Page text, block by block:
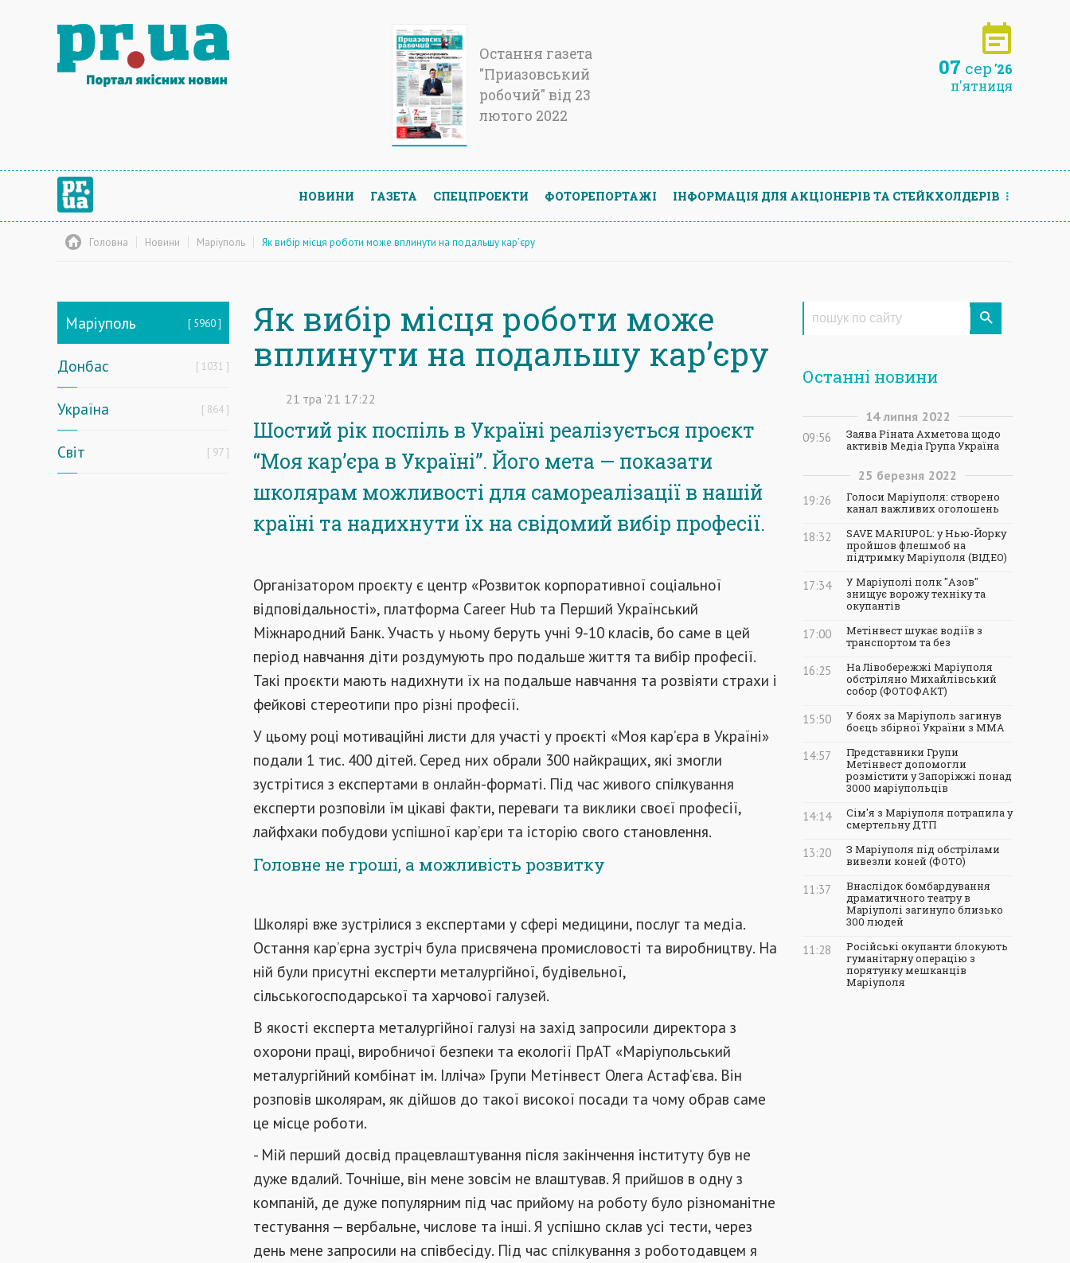
Остання газета
"Приазовський
робочий" від 23
лютого 2022
07 сер '26
п'ятниця
НОВИНИ ГАЗЕТА СПЕЦПРОЕКТИ ФОТОРЕПОРТАЖІ ІНФОРМАЦIЯ ДЛЯ АКЦIОНЕРIВ ТА СТЕЙКХОЛДЕРIВ
Головна Новини Маріуполь Як вибір місця роботи може вплинути на подальшу кар’єру
Маріуполь 5960
Донбас 1031
Україна 864
Світ 97
Як вибір місця роботи може
вплинути на подальшу кар’єру
21 тра '21 17:22
Шостий рік поспіль в Україні реалізується проєкт
“Моя кар’єра в Україні”. Його мета — показати
школярам можливості для самореалізації в нашій
країні та надихнути їх на свідомий вибір професії.
Організатором проєкту є центр «Розвиток корпоративної соціальної
відповідальності», платформа Career Hub та Перший Український
Міжнародний Банк. Участь у ньому беруть учні 9-10 класів, бо саме в цей
період навчання діти роздумують про подальше життя та вибір професії.
Такі проєкти мають надихнути їх на подальше навчання та розвіяти страхи і
фейкові стереотипи про різні професії.
У цьому році мотиваційні листи для участі у проєкті «Моя кар’єра в Україні»
подали 1 тис. 400 дітей. Серед них обрали 300 найкращих, які змогли
зустрітися з експертами в онлайн-форматі. Під час живого спілкування
експерти розповіли їм цікаві факти, переваги та виклики своєї професії,
лайфхаки побудови успішної кар’єри та історію свого становлення.
Головне не гроші, а можливість розвитку
Школярі вже зустрілися з експертами у сфері медицини, послуг та медіа.
Остання кар’єрна зустріч була присвячена промисловості та виробництву. На
ній були присутні експерти металургійної, будівельної,
сільськогосподарської та харчової галузей.
В якості експерта металургійної галузі на захід запросили директора з
охорони праці, виробничої безпеки та екології ПрАТ «Маріупольський
металургійний комбінат ім. Ілліча» Групи Метінвест Олега Астаф’єва. Він
розповів школярам, як дійшов до такої високої посади та чому обрав саме
це місце роботи.
- Мій перший досвід працевлаштування після закінчення інституту був не
дуже вдалий. Точніше, він мене зовсім не влаштував. Я прийшов в одну з
компаній, де дуже популярним під час прийому на роботу було різноманітне
тестування — вербальне, числове та інші. Я успішно склав усі тести, через
день мене запросили на співбесіду. Під час спілкування з роботодавцем я
Останні новини
14 липня 2022
09:56
Заява Ріната Ахметова щодо
активів Медіа Група Україна
25 березня 2022
19:26
Голоси Маріуполя: створено
канал важливих оголошень
18:32
SAVE MARIUPOL: у Нью-Йорку
пройшов флешмоб на
підтримку Маріуполя (ВІДЕО)
17:34
У Маріуполі полк "Азов"
знищує ворожу техніку та
окупантів
17:00
Метінвест шукає водіїв з
транспортом та без
16:25
На Лівобережжі Маріуполя
обстріляно Михайлівський
собор (ФОТОФАКТ)
15:50
У боях за Маріуполь загинув
боєць збірної України з ММА
14:57
Представники Групи
Метінвест допомогли
розмістити у Запоріжжі понад
3000 маріупольців
14:14
Сім'я з Маріуполя потрапила у
смертельну ДТП
13:20
З Маріуполя під обстрілами
вивезли коней (ФОТО)
11:37
Внаслідок бомбардування
драматичного театру в
Маріуполі загинуло близько
300 людей
11:28
Російські окупанти блокують
гуманітарну операцію з
порятунку мешканців
Маріуполя